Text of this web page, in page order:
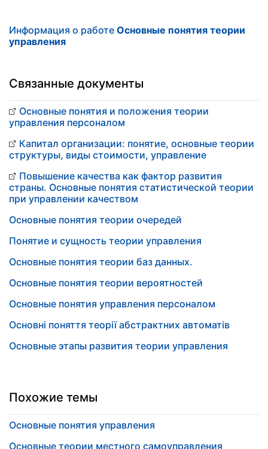
Информация о работе Основные понятия теории
управления
Связанные документы
Основные понятия и положения теории
управления персоналом
Капитал организации: понятие, основные теории
структуры, виды стоимости, управление
Повышение качества как фактор развития
страны. Основные понятия статистической теории
при управлении качеством
Основные понятия теории очередей
Понятие и сущность теории управления
Основные понятия теории баз данных.
Основные понятия теории вероятностей
Основные понятия управления персоналом
Основні поняття теорії абстрактних автоматів
Основные этапы развития теории управления
Похожие темы
Основные понятия управления
Основные теории местного самоуправления